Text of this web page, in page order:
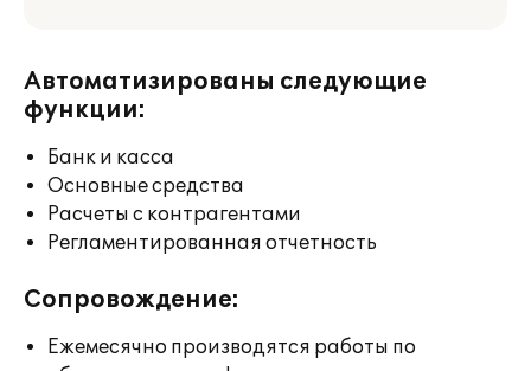
Автоматизированы следующие
функции:
Банк и касса
Основные средства
Расчеты с контрагентами
Регламентированная отчетность
Сопровождение:
Ежемесячно производятся работы по